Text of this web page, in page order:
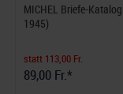
MICHEL Briefe-
1945)
statt 113,00 Fr.
89,00 Fr.*